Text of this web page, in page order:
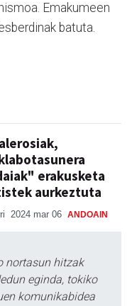
Emakumeen
batuta.
erakusketa
aurkeztuta
2024 mar 06 ANDOAIN
nortasun hitzak
eginda, tokiko
komunikabidea